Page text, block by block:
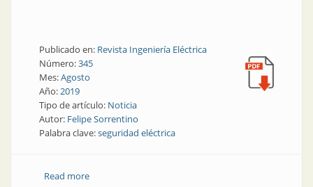
Publicado en: Revista Ingeniería Eléctrica
Número:345
Mes:Agosto
Año:2019
Tipo de artículo: Noticia
Autor: Felipe Sorrentino
Palabra clave:seguridad eléctrica
Read moreabout Seguridad eléctrica | La negligencia y la desidia